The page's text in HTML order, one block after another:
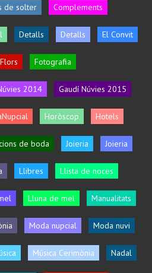
de solter Complements
Detalls Detalls El Convit
Flors Fotografia
2014 Gaudí Núvies 2015
Horòscop Hotels
de boda Joieria Joieria
Llibres Llista de noces
Lluna de mel Manualitats
Moda nupcial Moda nuvi
Música Cerimònia Nadal